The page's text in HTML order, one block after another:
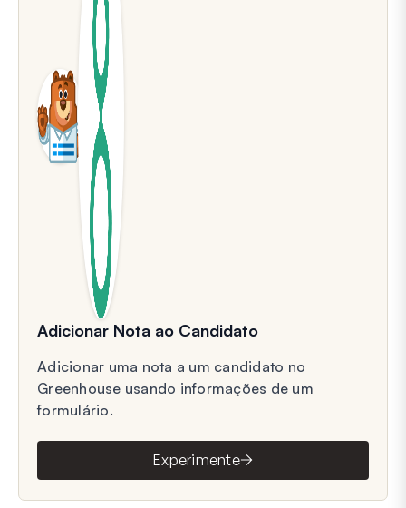
Adicionar Nota ao Candidato
Adicionar uma nota a um candidato no
Greenhouse usando informações de um
formulário.
Experimente